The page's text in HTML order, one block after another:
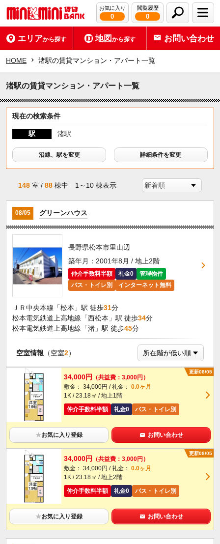
お気に入り
0
閲覧履歴
0
エリアから探す 地図から探す お問い合わせ
HOME 渚駅の賃貸マンション・アパート一覧
渚駅の賃貸マンション・アパート一覧
現在の検索条件
駅 渚駅
沿線、駅を変更 詳細条件を変更
148 室 /88 棟中 1～10 棟表示
08/05 グリーンハウス
長野県松本市里山辺
築年月：2001年8月 / 地上2階
仲介手数料半額 礼金0
管理物件
バス・トイレ別
インターネット無料
ＪＲ中央本線「松本」駅 徒歩31分
松本電気鉄道上高地線「西松本」駅 徒歩34分
松本電気鉄道上高地線「渚」駅 徒歩45分
空室情報 （空室2）
更新08/05
34,000円
（共益費：3,000円）
敷金： 34,000円 / 礼金： 0.0ヶ月
1K / 23.18㎡ / 地上1階
仲介手数料半額
礼金0 バス・トイレ別
★お気に入り登録 お問い合わせ
更新08/05
34,000円
（共益費：3,000円）
敷金： 34,000円 / 礼金： 0.0ヶ月
1K / 23.18㎡ / 地上2階
仲介手数料半額
礼金0 バス・トイレ別
★お気に入り登録 お問い合わせ